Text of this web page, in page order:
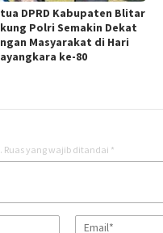
DPRD Kabupaten Blitar
Polri Semakin Dekat
Masyarakat di Hari
ke-80
Ruas yang wajib ditandai *